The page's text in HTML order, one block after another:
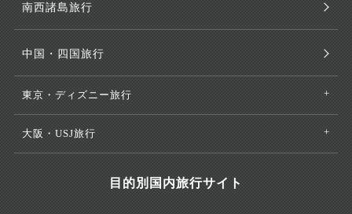
南西諸島旅行
中国・四国旅行
東京・ディズニー旅行
大阪・USJ旅行
目的別国内旅行サイト